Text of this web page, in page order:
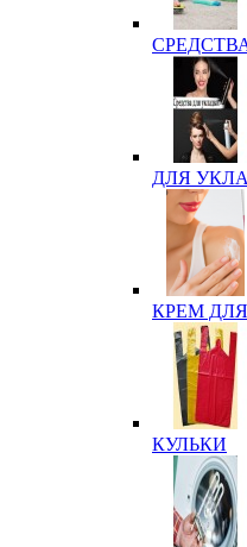
ДЛЯ
КРЕМ
КУЛЬКИ